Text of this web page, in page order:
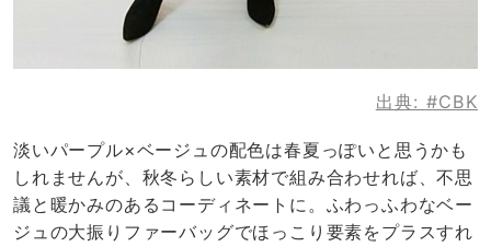
出典: #CBK
淡いパープル×ベージュの配色は春夏っぽいと思うかも
しれませんが、秋冬らしい素材で組み合わせれば、不思
議と暖かみのあるコーディネートに。ふわっふわなベー
ジュの大振りファーバッグでほっこり要素をプラスすれ